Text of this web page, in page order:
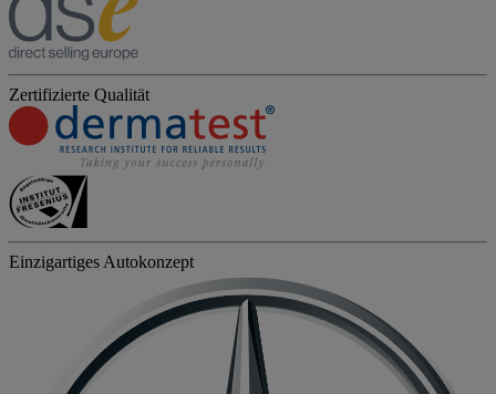
Zertifizierte Qualität
Einzigartiges Autokonzept